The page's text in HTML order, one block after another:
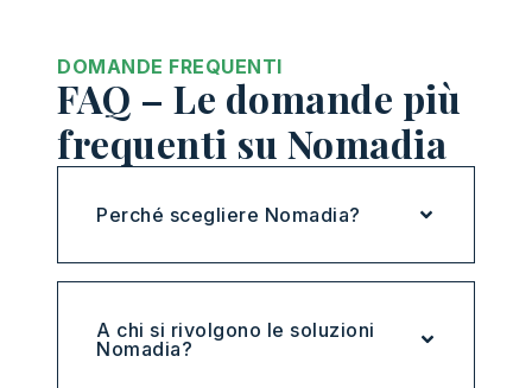
DOMANDE FREQUENTI
FAQ – Le domande più
frequenti su Nomadia
Perché scegliere Nomadia?
A chi si rivolgono le soluzioni
Nomadia?